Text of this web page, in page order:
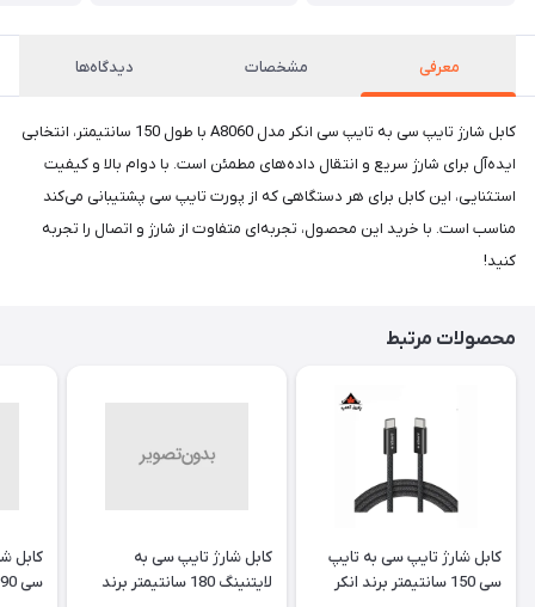
معرفی مشخصات دیدگاه‌ها
کابل شارژ تایپ سی به تایپ سی انکر مدل A8060 با طول 150 سانتیمتر، انتخابی
ایده‌آل برای شارژ سریع و انتقال داده‌های مطمئن است. با دوام بالا و کیفیت
استثنایی، این کابل برای هر دستگاهی که از پورت تایپ سی پشتیبانی می‌کند
مناسب است. با خرید این محصول، تجربه‌ای متفاوت از شارژ و اتصال را تجربه
کنید!
محصولات مرتبط
کابل شارژ تایپ سی به تایپ
سی 150 سانتیمتر برند انکر
کابل شارژ تایپ سی به
لایتنینگ 180 سانتیمتر برند
کابل